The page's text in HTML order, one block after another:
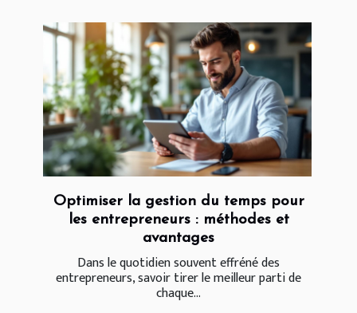
Optimiser la gestion du temps pour
les entrepreneurs : méthodes et
avantages
Dans le quotidien souvent effréné des
entrepreneurs, savoir tirer le meilleur parti de
chaque...